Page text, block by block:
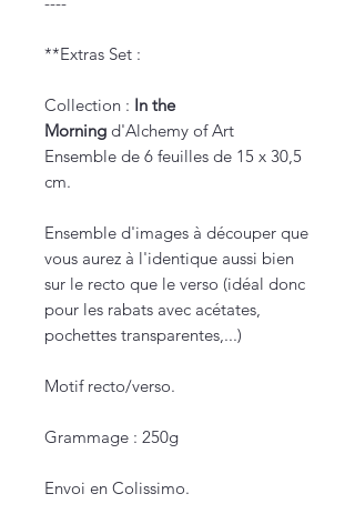
**Extras Set :
Collection : In the
Morning d'Alchemy of Art
Ensemble de 6 feuilles de 15 x 30,5
cm.
Ensemble d'images à découper que
vous aurez à l'identique aussi bien
sur le recto que le verso (idéal donc
pour les rabats avec acétates,
pochettes transparentes,...)
Motif recto/verso.
Grammage : 250g
Envoi en Colissimo.